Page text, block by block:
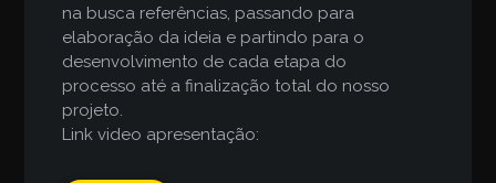
na busca referências, passando para
elaboração da ideia e partindo para o
desenvolvimento de cada etapa do
processo até a finalização total do nosso
projeto.
Link video apresentação: